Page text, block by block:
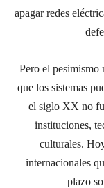
apagar redes
Pero el pesimismo
que los sistemas
el siglo XX no
instituciones,
culturales.
internacionales
plazo